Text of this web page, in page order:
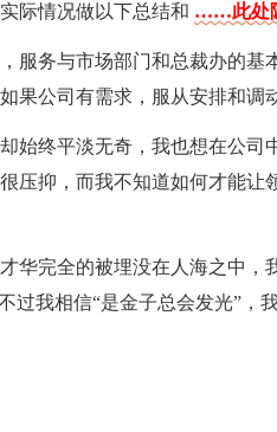
际情况做以下总结和 ……此处
服务与市场部门和总裁办的基
果公司有需求，服从安排和调
始终平淡无奇，我也想在公司
压抑，而我不知道如何才能让
华完全的被埋没在人海之中，
过我相信“是金子总会发光”，